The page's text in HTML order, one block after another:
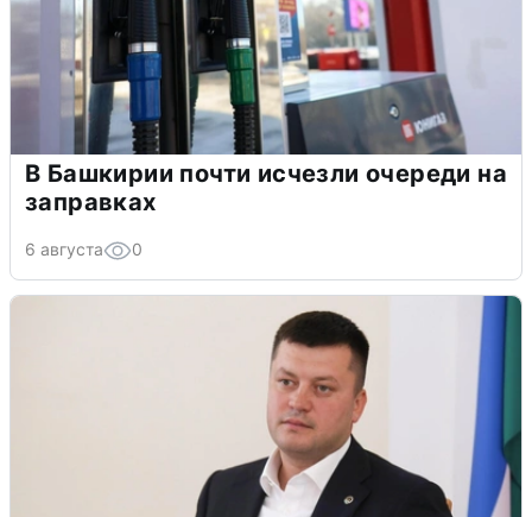
В Башкирии почти исчезли очереди на
заправках
6 августа 0